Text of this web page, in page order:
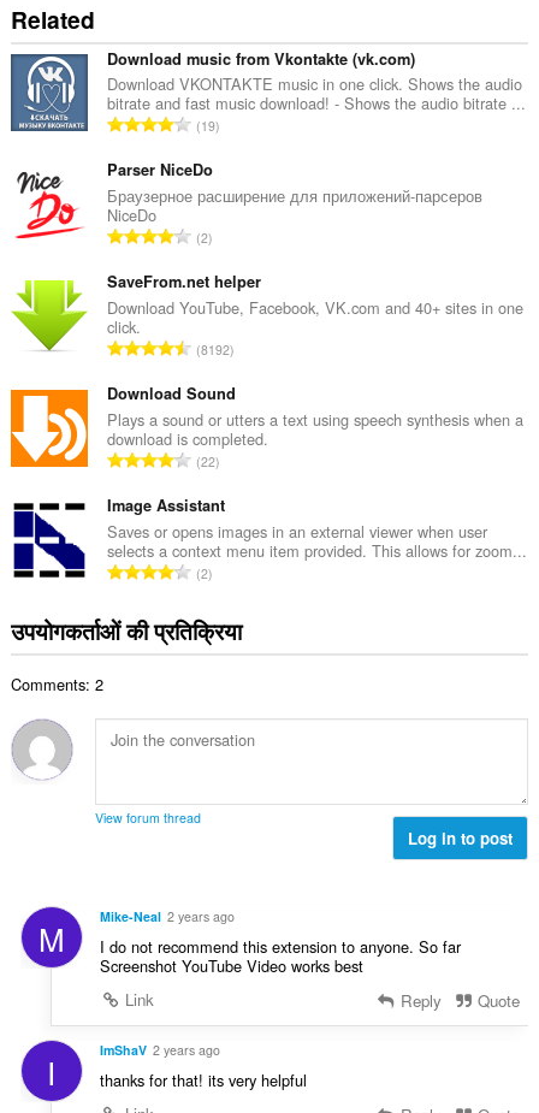
Related
Download music from Vkontakte (vk.com)
Download VKONTAKTE music in one click. Shows the audio
bitrate and fast music download! - Shows the audio bitrate ...
रे
ग
की
ल
ख्या
:
19
Parser NiceDo
Браузерное расширение для приложений-парсеров
NiceDo
रे
ग
की
ल
ख्या
:
2
SaveFrom.net helper
Download YouTube, Facebook, VK.com and 40+ sites in one
click.
रे
ग
की
कु
ल
ख्या
:
8192
Download Sound
Plays a sound or utters a text using speech synthesis when a
download is completed.
रे
ग
की
कु
ल
ख्या
:
22
Image Assistant
Saves or opens images in an external viewer when user
selects a context menu item provided. This allows for zoom...
रे
ग
की
सं
ख्या
2
उपयोगकर्ताओं की प्रतिक्रिया
Comments: 2
View forum thread
Log in to post
M Mike-Neal 2 years ago
I do not recommend this extension to anyone. So far
Screenshot YouTube Video works best
Link
Reply Quote
I ImShaV 2 years ago
thanks for that! its very helpful